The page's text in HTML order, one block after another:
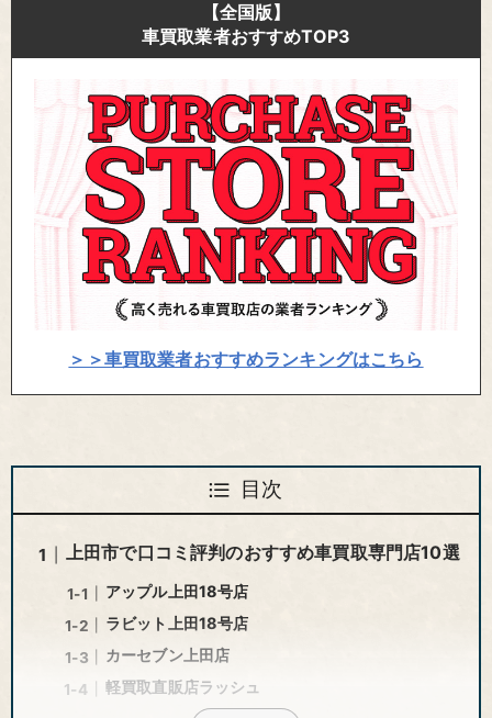
【全国版】
車買取業者おすすめTOP3
＞＞車買取業者おすすめランキングはこちら
目次
上田市で口コミ評判のおすすめ車買取専門店10選
アップル上田18号店
ラビット上田18号店
カーセブン上田店
軽買取直販店ラッシュ